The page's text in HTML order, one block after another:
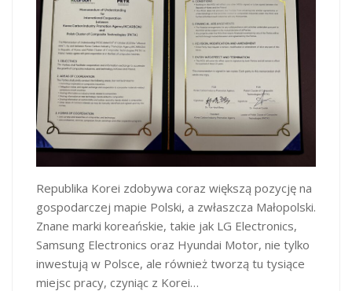
Republika Korei zdobywa coraz większą pozycję na
gospodarczej mapie Polski, a zwłaszcza Małopolski.
Znane marki koreańskie, takie jak LG Electronics,
Samsung Electronics oraz Hyundai Motor, nie tylko
inwestują w Polsce, ale również tworzą tu tysiące
miejsc pracy, czyniąc z Korei…